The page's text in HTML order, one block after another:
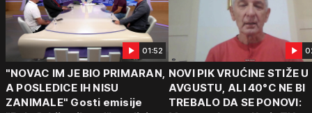
01:52
"NOVAC IM JE BIO PRIMARAN,
A POSLEDICE IH NISU
ZANIMALE" Gosti emisije
NOVI PIK VRUĆINE STIŽE U
AVGUSTU, ALI 40°C NE BI
TREBALO DA SE PONOVI: